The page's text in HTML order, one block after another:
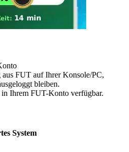
FUT auf Ihrer Konsole/PC,
bleiben.
Ihrem FUT-Konto verfügbar.
System